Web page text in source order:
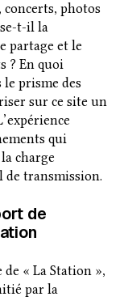
concerts, photos
t-il la
partage et le
? En quoi
le prisme des
sur ce site un
qui
charge
de transmission.
de
« La Station »,
par la